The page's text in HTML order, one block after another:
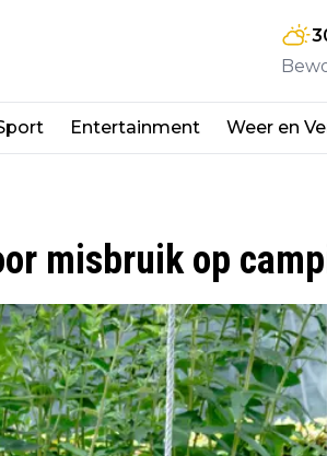
Entertainment Weer en
misbruik op